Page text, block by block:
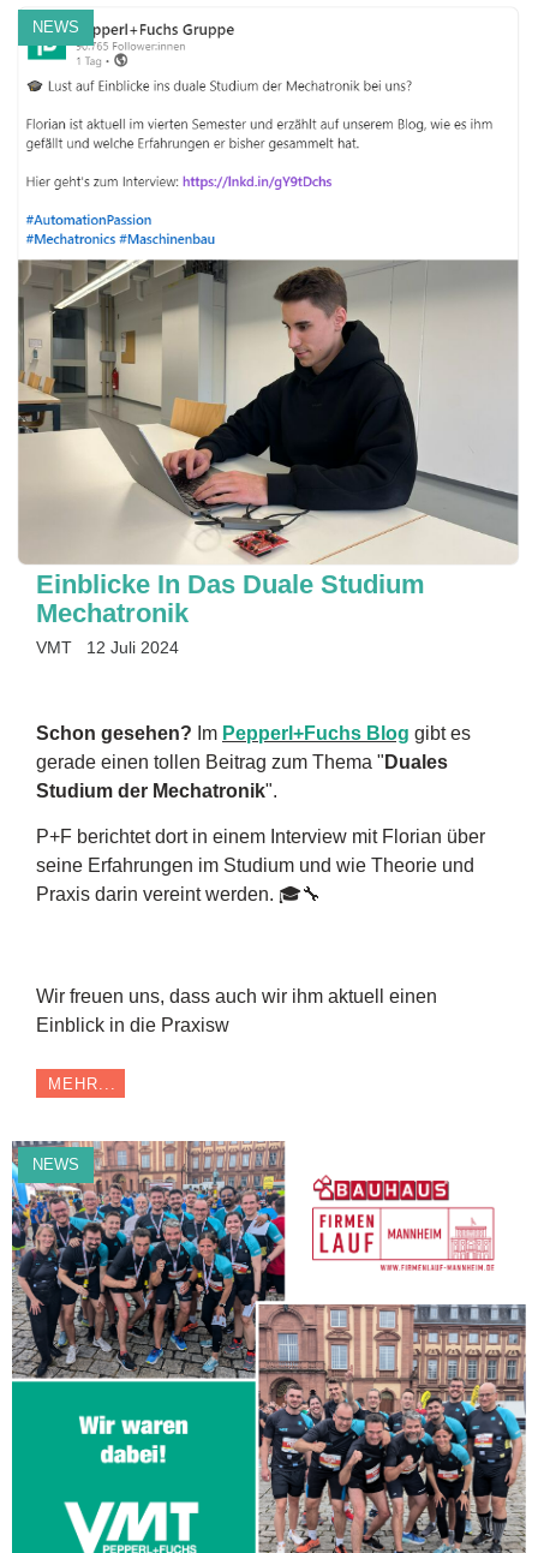
NEWS
Einblicke In Das Duale Studium
Mechatronik
VMT 12 Juli 2024
Schon gesehen? Im Pepperl+Fuchs Blog gibt es
gerade einen tollen Beitrag zum Thema " Duales
Studium der Mechatronik".
P+F berichtet dort in einem Interview mit Florian über
seine Erfahrungen im Studium und wie Theorie und
Praxis darin vereint werden. 🎓🔧
Wir freuen uns, dass auch wir ihm aktuell einen
Einblick in die Praxisw
MEHR...
NEWS